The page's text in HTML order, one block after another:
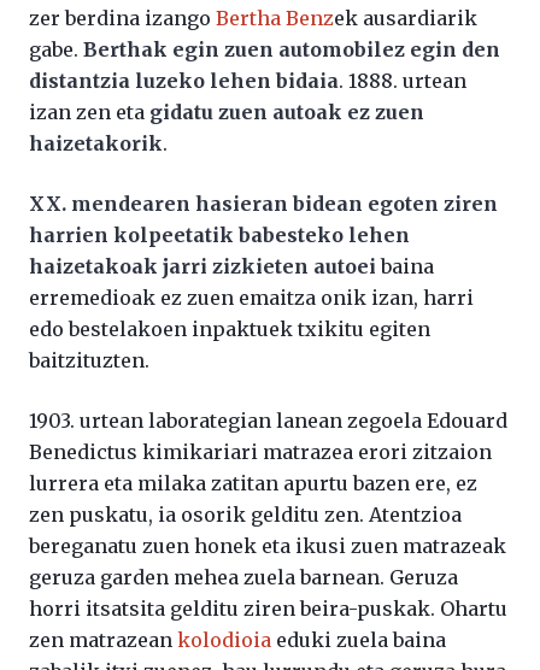
zer berdina izango Bertha Benzek ausardiarik
gabe. Berthak egin zuen automobilez egin den
distantzia luzeko lehen bidaia. 1888. urtean
izan zen eta gidatu zuen autoak ez zuen
haizetakorik.
XX. mendearen hasieran bidean egoten ziren
harrien kolpeetatik babesteko lehen
haizetakoak jarri zizkieten autoei baina
erremedioak ez zuen emaitza onik izan, harri
edo bestelakoen inpaktuek txikitu egiten
baitzituzten.
1903. urtean laborategian lanean zegoela Edouard
Benedictus kimikariari matrazea erori zitzaion
lurrera eta milaka zatitan apurtu bazen ere, ez
zen puskatu, ia osorik gelditu zen. Atentzioa
bereganatu zuen honek eta ikusi zuen matrazeak
geruza garden mehea zuela barnean. Geruza
horri itsatsita gelditu ziren beira-puskak. Ohartu
zen matrazean kolodioia eduki zuela baina